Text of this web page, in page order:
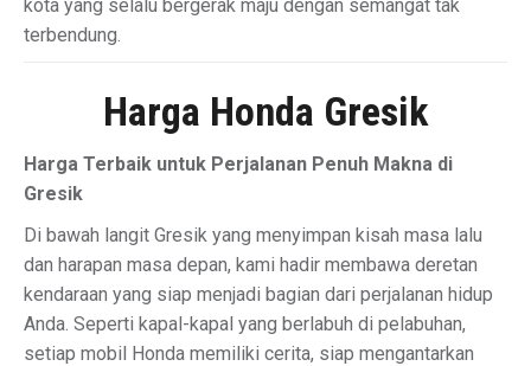
kota yang selalu bergerak maju dengan semangat tak
terbendung.
Harga Honda Gresik
Harga Terbaik untuk Perjalanan Penuh Makna di
Gresik
Di bawah langit Gresik yang menyimpan kisah masa lalu
dan harapan masa depan, kami hadir membawa deretan
kendaraan yang siap menjadi bagian dari perjalanan hidup
Anda. Seperti kapal-kapal yang berlabuh di pelabuhan,
setiap mobil Honda memiliki cerita, siap mengantarkan